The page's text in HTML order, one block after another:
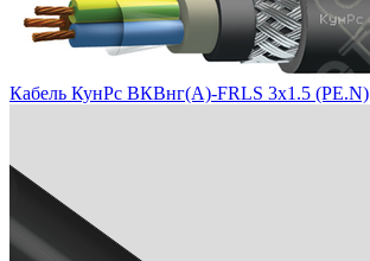
Кабель КунРс ВКВнг(А)-FRLS 3х1.5 (PE.N)